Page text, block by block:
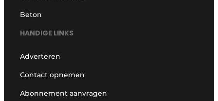
Beton
HANDIGE LINKS
Adverteren
Contact opnemen
Abonnement aanvragen